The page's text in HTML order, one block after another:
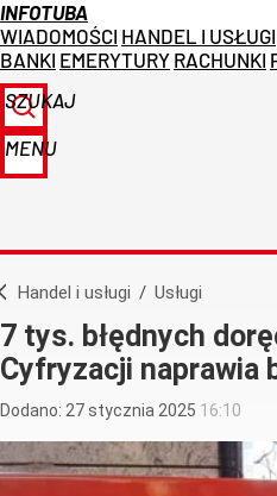
INFOTUBA
WIADOMOŚCI HANDEL I USŁUGI
BANKI EMERYTURY RACHUNKI
SZUKAJ
MENU
Handel i usługi / Usługi
7 tys. błędnych
Cyfryzacji naprawia
Dodano: 27stycznia 2025 16:10